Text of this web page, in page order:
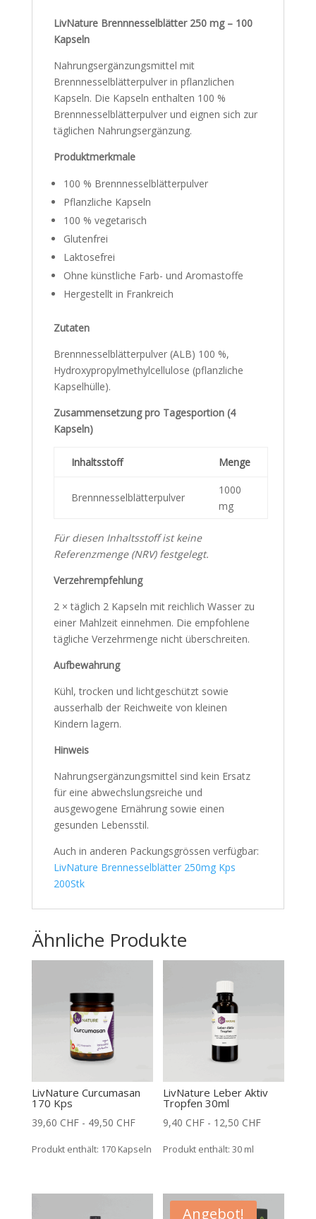
LivNature Brennnesselblätter 250 mg – 100
Kapseln
Nahrungsergänzungsmittel mit
Brennnesselblätterpulver in pflanzlichen
Kapseln. Die Kapseln enthalten 100 %
Brennnesselblätterpulver und eignen sich zur
täglichen Nahrungsergänzung.
Produktmerkmale
100 % Brennnesselblätterpulver
Pflanzliche Kapseln
100 % vegetarisch
Glutenfrei
Laktosefrei
Ohne künstliche Farb- und Aromastoffe
Hergestellt in Frankreich
Zutaten
Brennnesselblätterpulver (ALB) 100 %,
Hydroxypropylmethylcellulose (pflanzliche
Kapselhülle).
Zusammensetzung pro Tagesportion (4
Kapseln)
Inhaltsstoff Menge
Brennnesselblätterpulver
1000
mg
Für diesen Inhaltsstoff ist keine
Referenzmenge (NRV) festgelegt.
Verzehrempfehlung
2 × täglich 2 Kapseln mit reichlich Wasser zu
einer Mahlzeit einnehmen. Die empfohlene
tägliche Verzehrmenge nicht überschreiten.
Aufbewahrung
Kühl, trocken und lichtgeschützt sowie
ausserhalb der Reichweite von kleinen
Kindern lagern.
Hinweis
Nahrungsergänzungsmittel sind kein Ersatz
für eine abwechslungsreiche und
ausgewogene Ernährung sowie einen
gesunden Lebensstil.
Auch in anderen Packungsgrössen verfügbar:
LivNature Brennesselblätter 250mg Kps
200Stk
Ähnliche Produkte
LivNature Curcumasan
170 Kps
39,60 CHF- 49,50 CHF
Produkt enthält: 170 Kapseln
LivNature Leber Aktiv
Tropfen 30ml
9,40 CHF - 12,50 CHF
Produkt enthält: 30 ml
Angebot!